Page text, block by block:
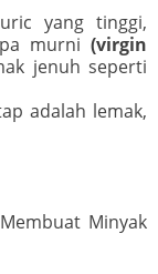
yang tinggi,
murni (virgin
jenuh seperti
adalah lemak,
Minyak